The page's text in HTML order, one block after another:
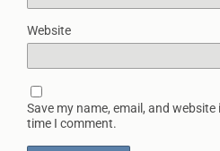
Website
Save my name, email, and
time I comment.